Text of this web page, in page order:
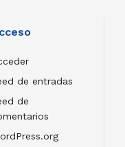
de entradas
de